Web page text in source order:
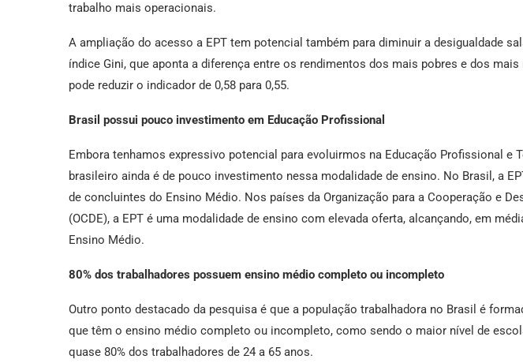
trabalho mais operacionais.
A ampliação do acesso a EPT tem potencial também para diminuir a desigualdade
índice Gini, que aponta a diferença entre os rendimentos dos mais pobres e dos
pode reduzir o indicador de 0,58 para 0,55.
Brasil possui pouco investimento em Educação Profissional
Embora tenhamos expressivo potencial para evoluirmos na Educação Profissional e
brasileiro ainda é de pouco investimento nessa modalidade de ensino. No Brasil, a
de concluintes do Ensino Médio. Nos países da Organização para a Cooperação e
(OCDE), a EPT é uma modalidade de ensino com elevada oferta, alcançando, em
Ensino Médio.
80% dos trabalhadores possuem ensino médio completo ou incompleto
Outro ponto destacado da pesquisa é que a população trabalhadora no Brasil é
que têm o ensino médio completo ou incompleto, como sendo o maior nível de
quase 80% dos trabalhadores de 24 a 65 anos.